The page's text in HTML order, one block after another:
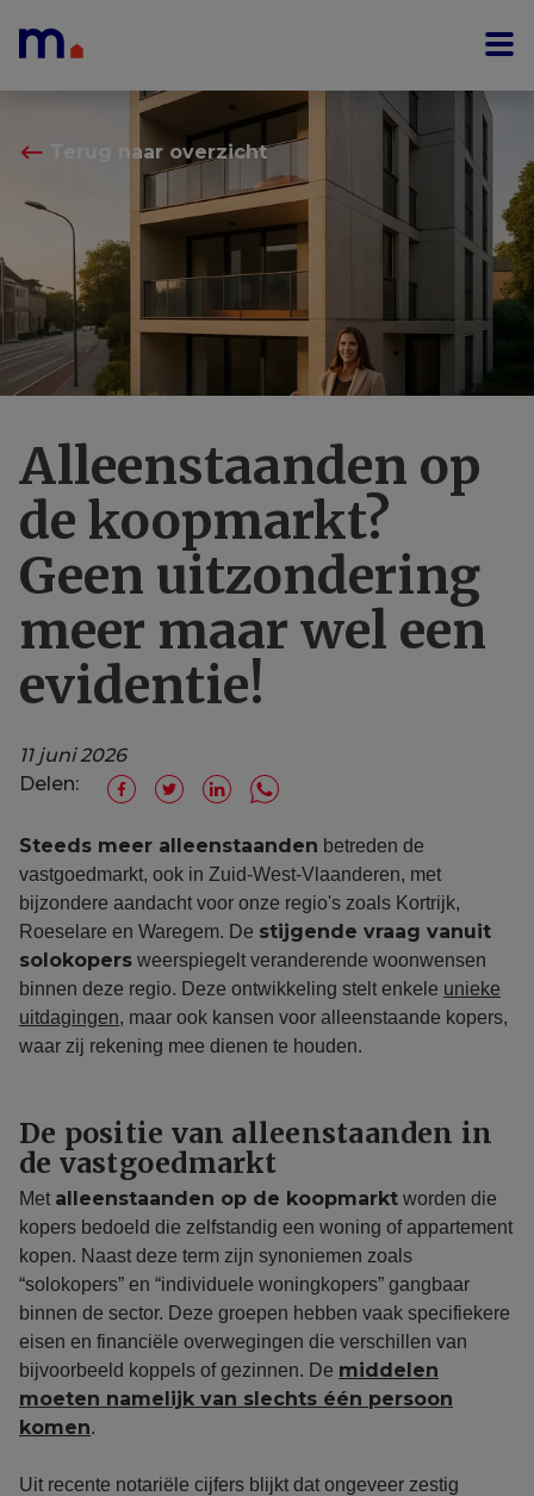
⟵ Terug naar overzicht
Alleenstaanden op
de koopmarkt?
Geen uitzondering
meer maar wel een
evidentie!
11 juni 2026
Delen:
Steeds meer alleenstaanden betreden de
vastgoedmarkt, ook in Zuid-West-Vlaanderen, met
bijzondere aandacht voor onze regio's zoals Kortrijk,
Roeselare en Waregem. De stijgende vraag vanuit
solokopers weerspiegelt veranderende woonwensen
binnen deze regio. Deze ontwikkeling stelt enkele unieke
uitdagingen, maar ook kansen voor alleenstaande kopers,
waar zij rekening mee dienen te houden.
De positie van alleenstaanden in
de vastgoedmarkt
Met alleenstaanden op de koopmarkt worden die
kopers bedoeld die zelfstandig een woning of appartement
kopen. Naast deze term zijn synoniemen zoals
“solokopers” en “individuele woningkopers” gangbaar
binnen de sector. Deze groepen hebben vaak specifiekere
eisen en financiële overwegingen die verschillen van
bijvoorbeeld koppels of gezinnen. De middelen
moeten namelijk van slechts één persoon
komen.
Uit recente notariële cijfers blijkt dat ongeveer zestig